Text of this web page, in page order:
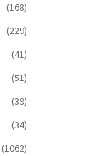
(168)
(229)
(41)
(51)
(39)
(34)
(1062)